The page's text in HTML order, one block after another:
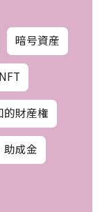
暗号資産
的財産権
助成金